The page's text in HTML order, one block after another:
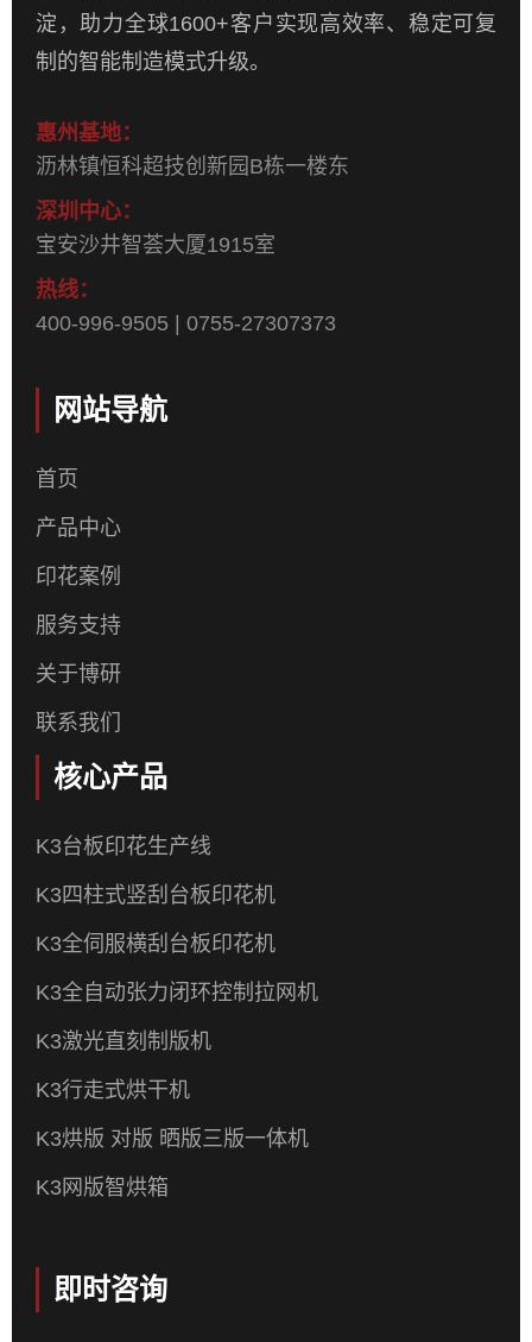
淀，助力全球1600+客户实现高效率、稳定可复
制的智能制造模式升级。
惠州基地：
沥林镇恒科超技创新园B栋一楼东
深圳中心：
宝安沙井智荟大厦1915室
热线：
400-996-9505 | 0755-27307373
网站导航
首页
产品中心
印花案例
服务支持
关于博研
联系我们
核心产品
K3台板印花生产线
K3四柱式竖刮台板印花机
K3全伺服横刮台板印花机
K3全自动张力闭环控制拉网机
K3激光直刻制版机
K3行走式烘干机
K3烘版 对版 晒版三版一体机
K3网版智烘箱
即时咨询